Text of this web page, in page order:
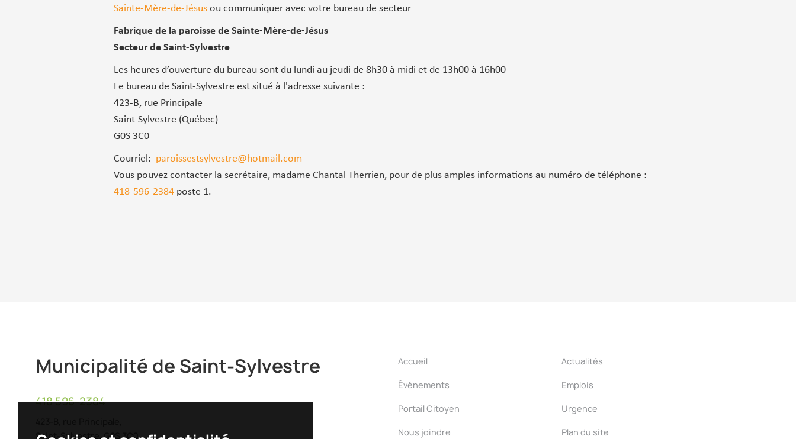
Sainte-Mère-de-Jésus ou communiquer avec votre bureau de secteur
Fabrique de la paroisse de Sainte-Mère-de-Jésus
Secteur de Saint-Sylvestre
Les heures d’ouverture du bureau sont du lundi au jeudi de 8h30 à midi et de 13h00 à 16h00
Le bureau de Saint-Sylvestre est situé à l'adresse suivante :
423-B, rue Principale
Saint-Sylvestre (Québec)
G0S 3C0
Courriel: paroissestsylvestre@hotmail.com
Vous pouvez contacter la secrétaire, madame Chantal Therrien, pour de plus amples informations au numéro de téléphone :
418-596-2384 poste 1.
Municipalité de Saint-Sylvestre
418 596-2384
Saint-Sylvestre, G0S 3C0
Accueil Actualités
Événements Emplois
Portail Citoyen Urgence
Nous joindre Plan du site